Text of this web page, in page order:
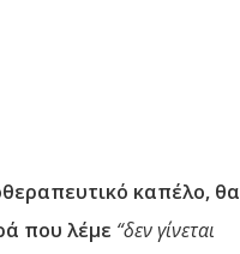
καπέλο, θα
που λέμε “δεν γίνεται